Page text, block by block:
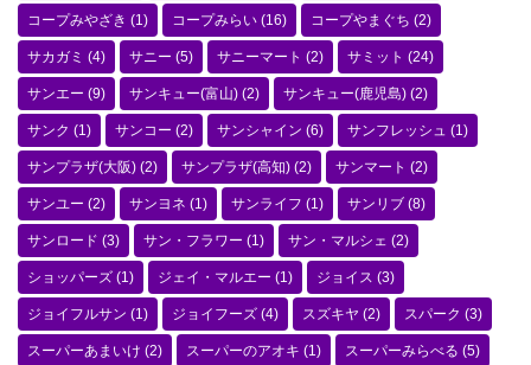
コープみやざき (1) コープみらい (16) コープやまぐち (2)
サカガミ (4) サニー (5) サニーマート (2) サミット (24)
サンエー (9) サンキュー(富山) (2) サンキュー(鹿児島) (2)
サンク (1) サンコー (2) サンシャイン (6) サンフレッシュ (1)
サンプラザ(大阪) (2) サンプラザ(高知) (2) サンマート (2)
サンユー (2) サンヨネ (1) サンライフ (1) サンリブ (8)
サンロード (3) サン・フラワー (1) サン・マルシェ (2)
ショッパーズ (1) ジェイ・マルエー (1) ジョイス (3)
ジョイフルサン (1) ジョイフーズ (4) スズキヤ (2) スパーク (3)
スーパーあまいけ (2) スーパーのアオキ (1) スーパーみらべる (5)